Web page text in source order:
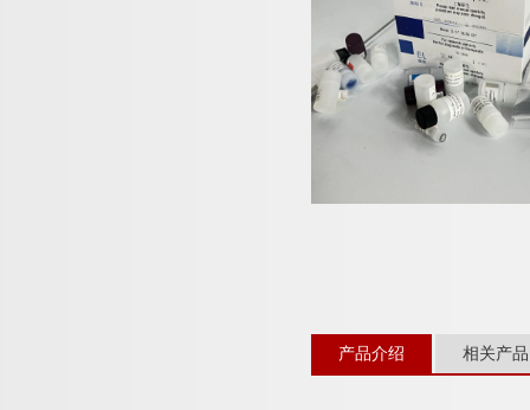
产品介绍 相关产品